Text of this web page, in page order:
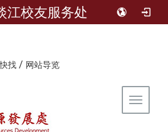
江校友服务处
找 / 网站导览
Toggle